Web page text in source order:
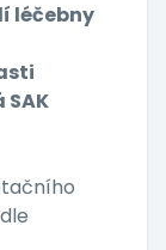
léčebny
dle